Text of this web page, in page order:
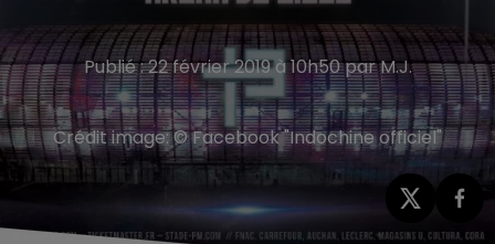
Publié : 22 février 2019 à 10h50 par M.J.
Crédit image:© Facebook "Indochine officiel"